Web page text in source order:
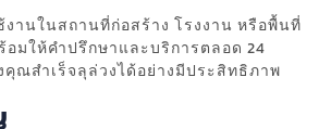
านในสถานที่ก่อสร้าง โรงงาน หรือพื้นที่
อมให้คำปรึกษาและบริการตลอด 24
คุณสำเร็จลุล่วงได้อย่างมีประสิทธิภาพ